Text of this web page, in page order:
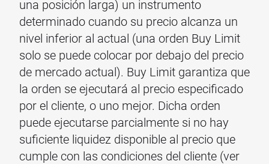
una posición larga) un instrumento
determinado cuando su precio alcanza un
nivel inferior al actual (una orden Buy Limit
solo se puede colocar por debajo del precio
de mercado actual). Buy Limit garantiza que
la orden se ejecutará al precio especificado
por el cliente, o uno mejor. Dicha orden
puede ejecutarse parcialmente si no hay
suficiente liquidez disponible al precio que
cumple con las condiciones del cliente (ver